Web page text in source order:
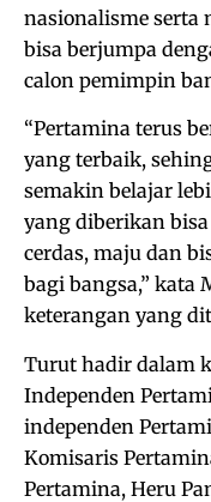
nasionalisme serta
bisa berjumpa
calon pemimpin
“Pertamina terus
yang terbaik,
semakin belajar
yang diberikan
cerdas, maju dan
bagi bangsa,” kata
keterangan yang
Turut hadir dalam
Independen
independen
Komisaris
Pertamina, Heru